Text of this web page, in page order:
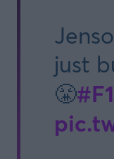
just
😤#F1